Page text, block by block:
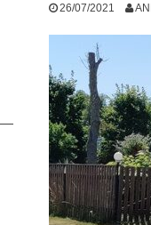
26/07/2021